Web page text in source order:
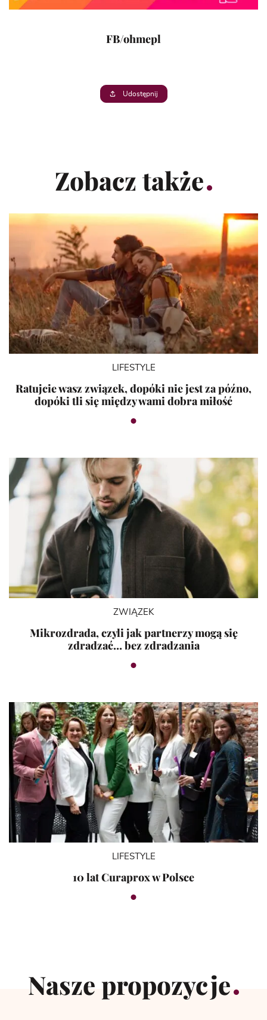
FB/ohmepl
Udostępnij
Zobacz także
LIFESTYLE
Ratujcie wasz związek, dopóki nie jest za późno,
dopóki tli się między wami dobra miłość
ZWIĄZEK
Mikrozdrada, czyli jak partnerzy mogą się
zdradzać… bez zdradzania
LIFESTYLE
10 lat Curaprox w Polsce
Nasze propozycje